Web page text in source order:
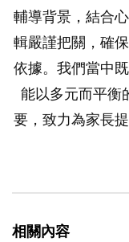
輔導背景，結合
輯嚴謹把關，確
依據。我們當中
能以多元而平衡
要，致力為家長
相關內容